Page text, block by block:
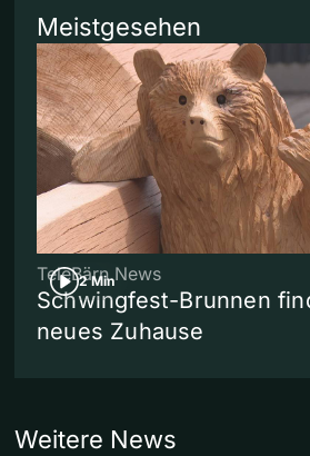
Meistgesehen
2 Min
TeleBärn News
Schwingfest-Brunnen
neues Zuhause
Weitere News